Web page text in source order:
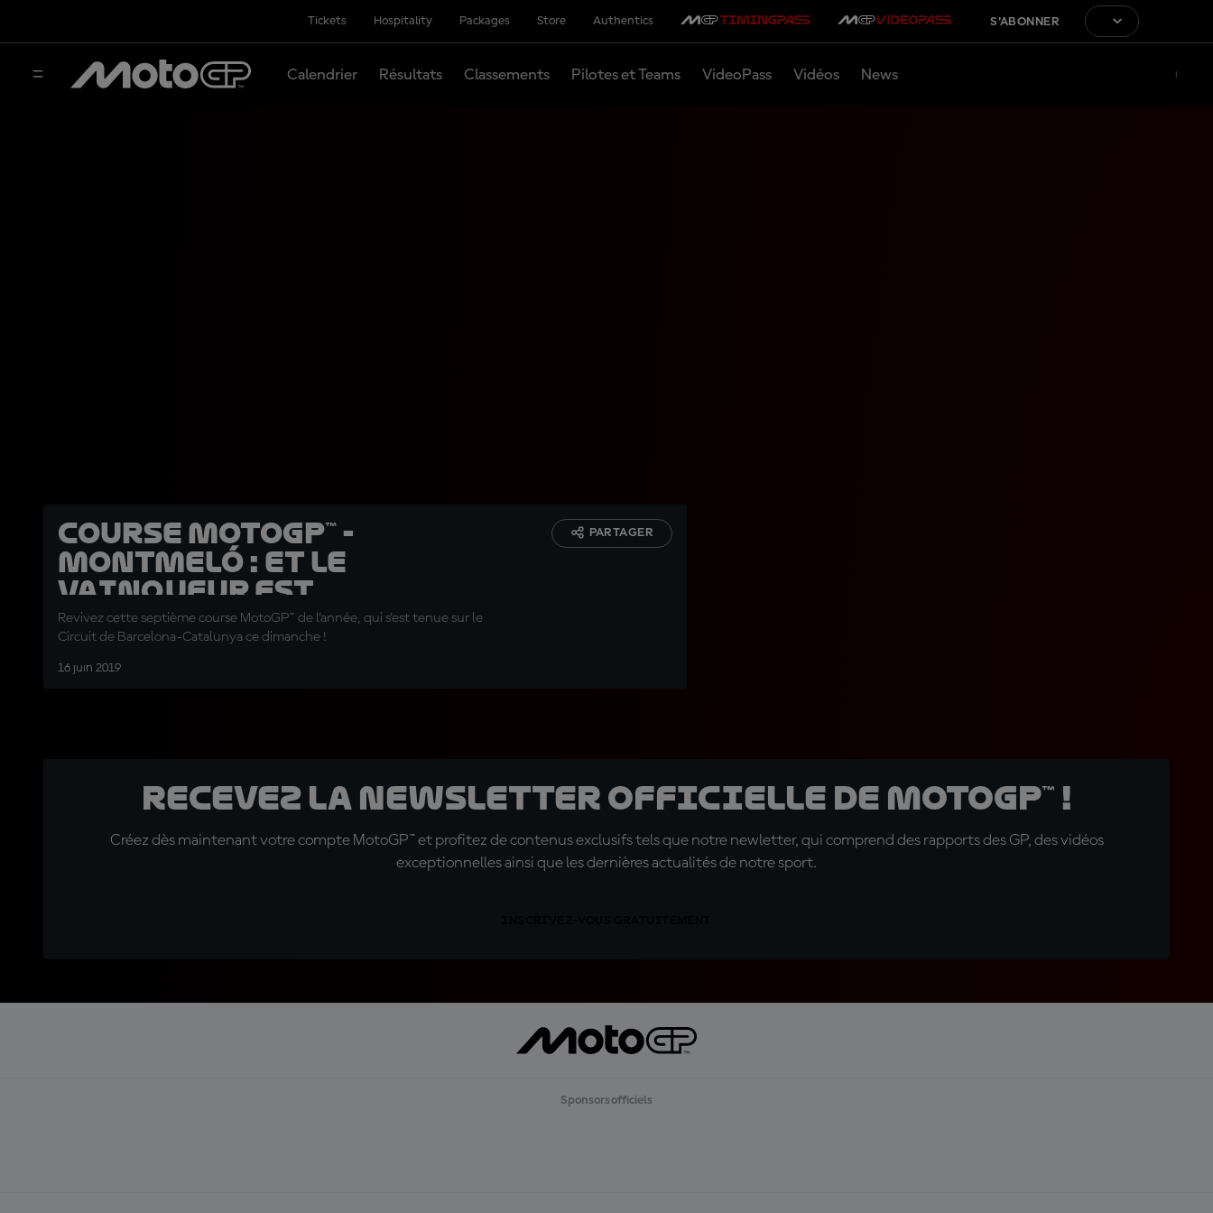
Tickets Hospitality Packages Store Authentics S'ABONNER
Calendrier Résultats Classements Pilotes et Teams VideoPass Vidéos News
Course MotoGP™ -
Montmeló : Et le
vainqueur est...
Revivez cette septième course MotoGP™ de l'année, qui s'est tenue sur le
Circuit de Barcelona-Catalunya ce dimanche !
16 juin 2019
PARTAGER
Recevez la Newsletter officielle de MotoGP™ !
Créez dès maintenant votre compte MotoGP™ et profitez de contenus exclusifs tels que notre newletter, qui comprend des rapports des GP, des vidéos
exceptionnelles ainsi que les dernières actualités de notre sport.
Sponsors officiels